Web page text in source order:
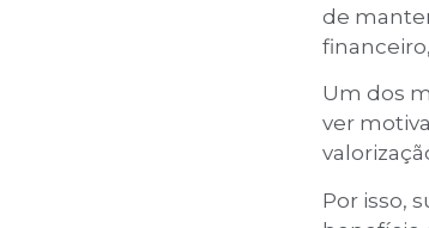
de
Um dos
ver
Por isso,